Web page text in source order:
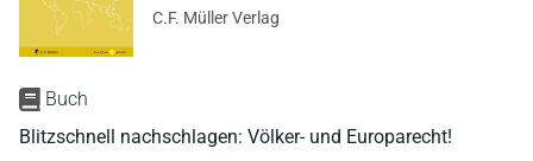
Buch
Blitzschnell nachschlagen: Völker- und Europarecht!
C.F. Müller Verlag